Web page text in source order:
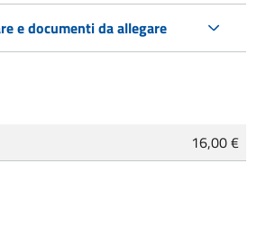
e documenti da allegare
16,00 €